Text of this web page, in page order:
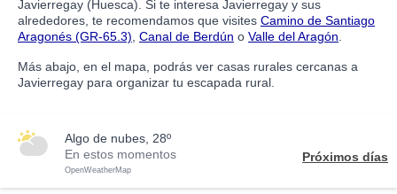
Javierregay (Huesca). Si te interesa Javierregay y sus
alrededores, te recomendamos que visites Camino de Santiago
Aragonés (GR-65.3) Canal de Berdún o Valle del Aragón
Más abajo, en el mapa, podrás ver casas rurales cercanas a
Javierregay para organizar tu escapada rural.
algo de nubes, 28º
En estos momentos
OpenWeatherMap
Próximos días